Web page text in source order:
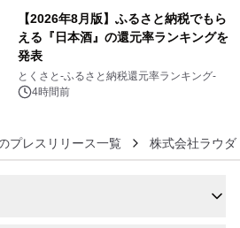
【2026年8月版】ふるさと納税でもら
える『日本酒』の還元率ランキングを
発表
とくさと-ふるさと納税還元率ランキング-
4時間前
プレスリリース一覧 株式会社ラウダ